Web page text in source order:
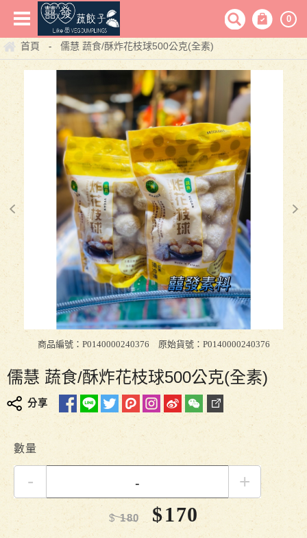
0
首頁 - 儒慧 蔬食/酥炸花枝球500公克(全素)
商品編號：P0140000240376 原始貨號：P0140000240376
儒慧 蔬食/酥炸花枝球500公克(全素)
分享
數量
- +
$180 $170